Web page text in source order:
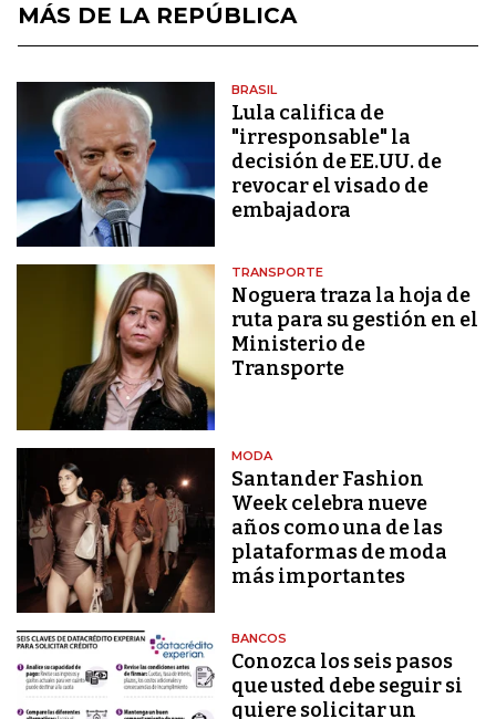
MÁS DE LA REPÚBLICA
BRASIL
Lula califica de
"irresponsable" la
decisión de EE.UU. de
revocar el visado de
embajadora
TRANSPORTE
Noguera traza la hoja de
ruta para su gestión en el
Ministerio de
Transporte
MODA
Santander Fashion
Week celebra nueve
años como una de las
plataformas de moda
más importantes
BANCOS
Conozca los seis pasos
que usted debe seguir si
quiere solicitar un